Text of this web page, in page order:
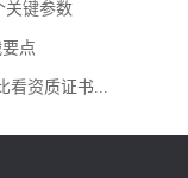
关键参数
点
看资质证书...